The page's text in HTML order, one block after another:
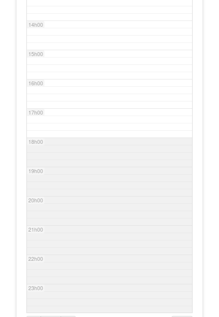
14h00
15h00
16h00
17h00
18h00
19h00
20h00
21h00
22h00
23h00